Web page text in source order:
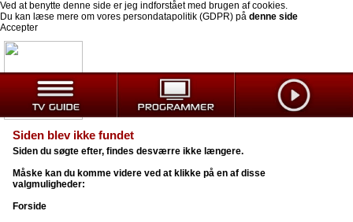
Ved at benytte denne side er jeg indforstået med brugen af cookies.
Du kan læse mere om vores persondatapolitik (GDPR) på denne side
Accepter
Siden blev ikke fundet
Siden du søgte efter, findes desværre ikke længere.
Måske kan du komme videre ved at klikke på en af disse
valgmuligheder:
Forside